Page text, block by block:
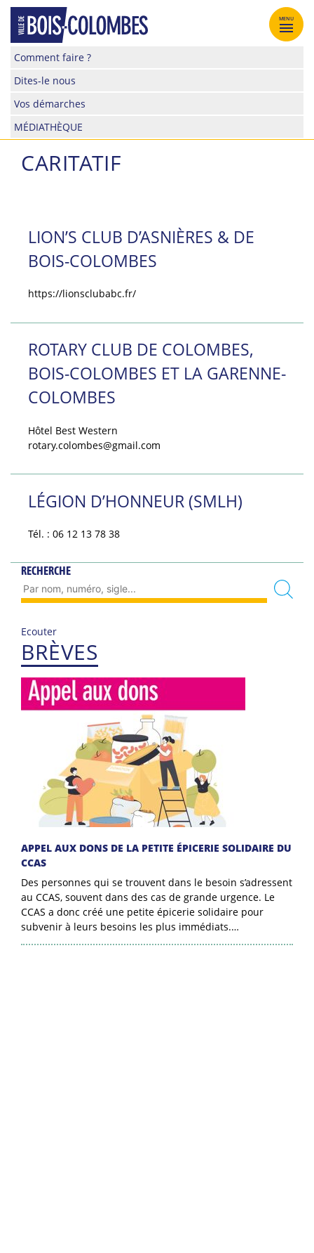
Skip
content
Site
de
la
de
Bois-
Colombes
Comment faire ?
Dites-le nous
Vos démarches
MÉDIATHÈQUE
MENU
CARITATIF
LION’S CLUB D’ASNIÈRES & DE
BOIS-COLOMBES
https://lionsclubabc.fr/
ROTARY CLUB DE COLOMBES,
BOIS-COLOMBES ET LA GARENNE-
COLOMBES
Hôtel Best Western
rotary.colombes@gmail.com
LÉGION D’HONNEUR (SMLH)
Tél. : 06 12 13 78 38
RECHERCHE
Ecouter
BRÈVES
APPEL AUX DONS DE LA PETITE ÉPICERIE SOLIDAIRE DU
CCAS
Des personnes qui se trouvent dans le besoin s’adressent
au CCAS, souvent dans des cas de grande urgence. Le
CCAS a donc créé une petite épicerie solidaire pour
subvenir à leurs besoins les plus immédiats.…